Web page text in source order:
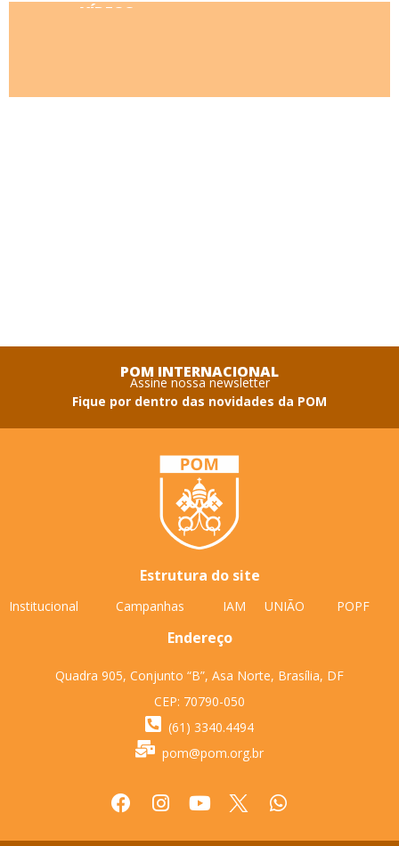
VÍDEOS
POM INTERNACIONAL
Assine nossa newsletter
Fique por dentro das novidades da POM
Estrutura do site
Institucional Campanhas IAM UNIÃO POPF
Endereço
Quadra 905, Conjunto “B”, Asa Norte, Brasília, DF
CEP: 70790-050
(61) 3340.4494
pom@pom.org.br